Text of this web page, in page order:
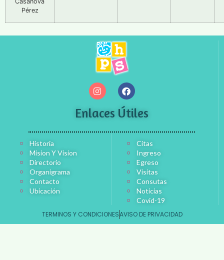
Pérez
Enlaces Útiles
Historia
Mision Y Vision
Directorio
Organigrama
Contacto
Ubicación
Citas
Ingreso
Egreso
Visitas
Consutas
Noticias
Covid-19
TERMINOS Y CONDICIONESAVISO DE PRIVACIDAD